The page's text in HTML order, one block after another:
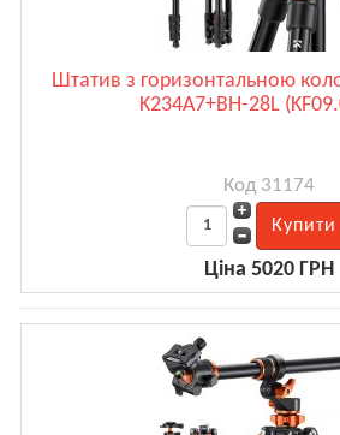
Штатив з горизонтальною
K234A7+BH-28L
Код 31174
Ціна 5020 ГРН